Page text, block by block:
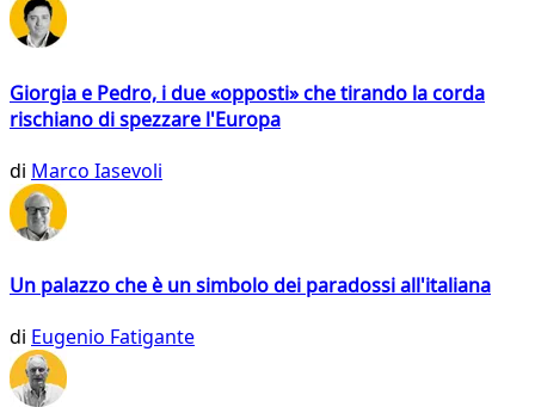
Giorgia e Pedro, i due «opposti» che tirando la corda
rischiano di spezzare l'Europa
di Marco Iasevoli
Un palazzo che è un simbolo dei paradossi all'italiana
di Eugenio Fatigante